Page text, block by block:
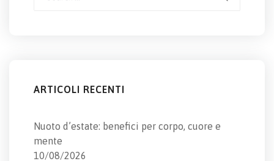
ARTICOLI RECENTI
Nuoto d’estate: benefici per corpo, cuore e
mente
10/08/2026